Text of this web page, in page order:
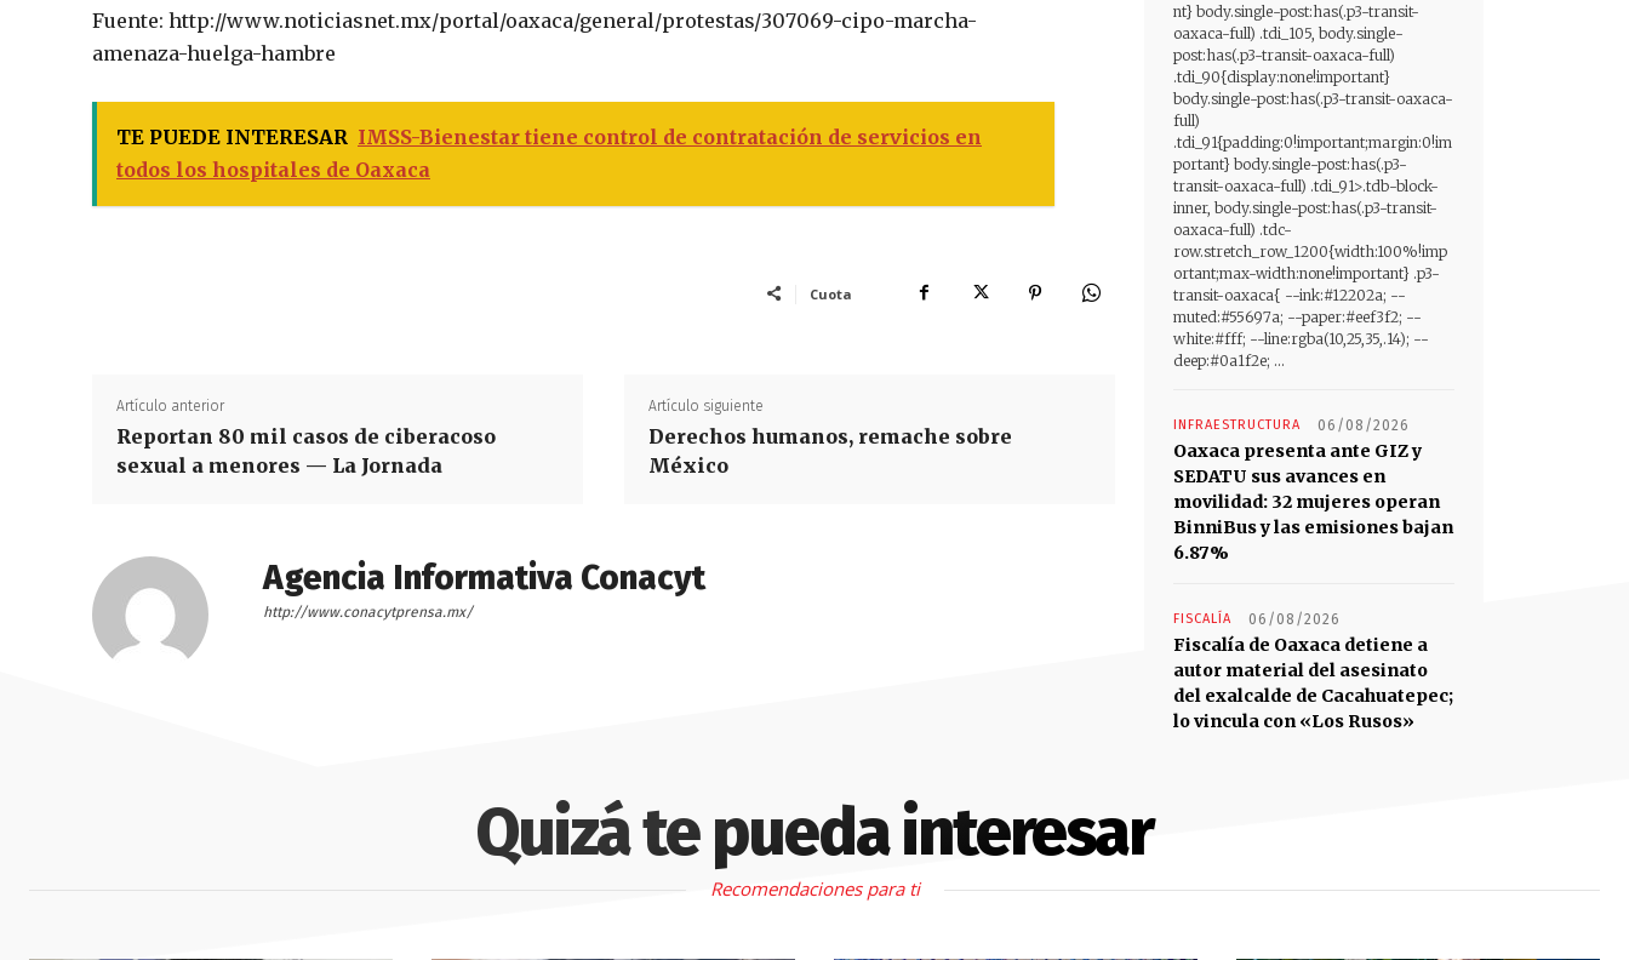
Fuente: http://www.noticiasnet.mx/portal/oaxaca/general/protestas/307069-cipo-marcha-
amenaza-huelga-hambre
TE PUEDE INTERESAR IMSS-Bienestar tiene control de contratación de servicios en
todos los hospitales de Oaxaca
Cuota
Artículo anterior
Reportan 80 mil casos de ciberacoso
sexual a menores — La Jornada
Artículo siguiente
Derechos humanos, remache sobre
México
Agencia Informativa Conacyt
http://www.conacytprensa.mx/
nt} body.single-post:has(.p3-transit-
oaxaca-full) .tdi_105, body.single-
post:has(.p3-transit-oaxaca-full)
.tdi_90{display:none!important}
body.single-post:has(.p3-transit-oaxaca-
full)
.tdi_91{padding:0!important;margin:0!im
portant} body.single-post:has(.p3-
transit-oaxaca-full) .tdi_91>.tdb-block-
inner, body.single-post:has(.p3-transit-
oaxaca-full) .tdc-
row.stretch_row_1200{width:100%!imp
ortant;max-width:none!important} .p3-
transit-oaxaca{ --ink:#12202a; --
muted:#55697a; --paper:#eef3f2; --
white:#fff; --line:rgba(10,25,35,.14); --
deep:#0a1f2e; ...
INFRAESTRUCTURA 06/08/2026
Oaxaca presenta ante GIZ y
SEDATU sus avances en
movilidad: 32 mujeres operan
BinniBus y las emisiones bajan
6.87%
FISCALÍA 06/08/2026
Fiscalía de Oaxaca detiene a
autor material del asesinato
del exalcalde de Cacahuatepec;
lo vincula con «Los Rusos»
Quizá te pueda interesar
Recomendaciones para ti